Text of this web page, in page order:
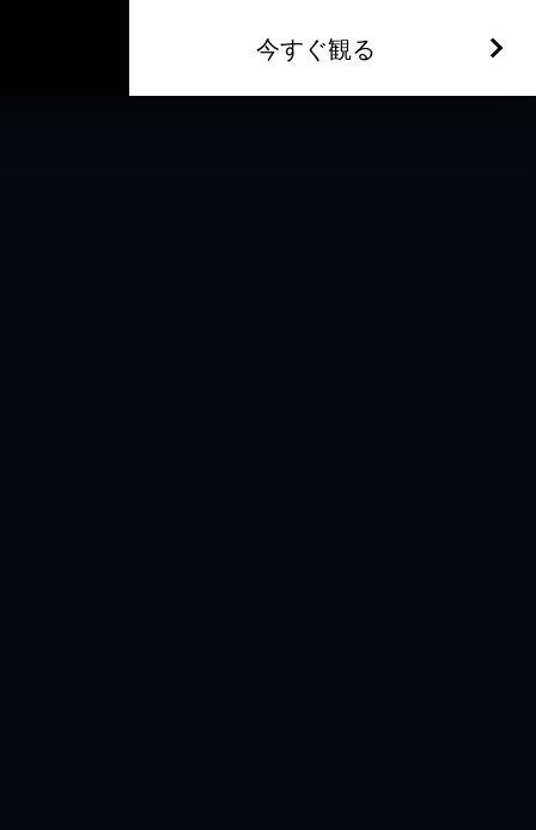
今すぐ観る